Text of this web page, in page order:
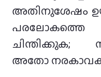
അതിനുശേഷം
പരലോകത്തെ
ചിന്തിക്കുക;
അതോ